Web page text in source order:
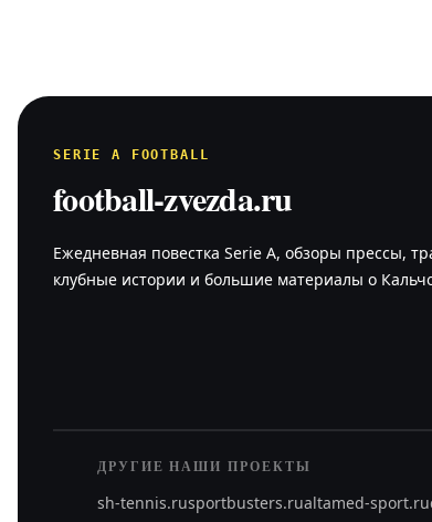
SERIE A FOOTBALL
football-zvezda.ru
Ежедневная повестка Serie A, обзоры прессы,
клубные истории и большие материалы о
ДРУГИЕ НАШИ ПРОЕКТЫ
sh-tennis.rusportbusters.rualtamed-sport.ru